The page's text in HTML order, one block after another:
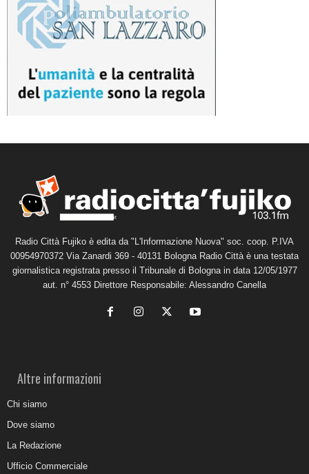
Radio Città Fujiko è edita da "L'Informazione Nuova" soc. coop. P.IVA
00954970372 Via Zanardi 369 - 40131 Bologna Radio Città è una testata
giornalistica registrata presso il Tribunale di Bologna in data 12/05/1977
aut. n° 4553 Direttore Responsabile: Alessandro Canella
Altre informazioni
Chi siamo
Dove siamo
La Redazione
Ufficio Commerciale